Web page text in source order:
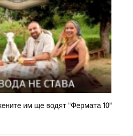
им ще водят "Фермата 10"